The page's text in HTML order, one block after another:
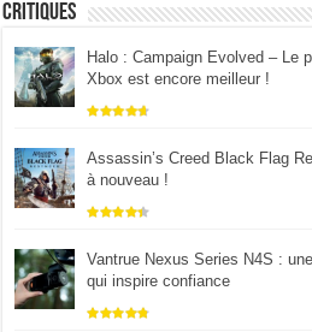
Critiques
Halo : Campaign Evolved – Le
Xbox est encore meilleur !
Assassin’s Creed Black Flag
à nouveau !
Vantrue Nexus Series N4S :
qui inspire confiance